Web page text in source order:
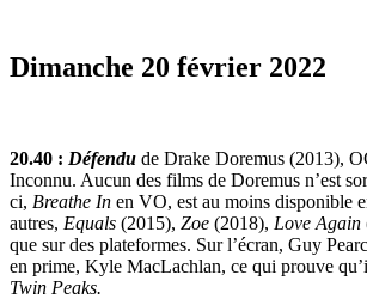
Dimanche 20 février 2022
20.40 : Défendu de Drake Doremus (2013),
Inconnu. Aucun des films de Doremus n’est
ci, Breathe In en VO, est au moins disponible
autres, Equals (2015), Zoe (2018), Love Again
que sur des plateformes. Sur l’écran, Guy
en prime, Kyle MacLachlan, ce qui prouve
Twin Peaks.